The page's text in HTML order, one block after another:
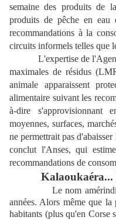
semaine des produits de
produits de pêche en eau
recommandations à la
circuits informels telles que
L'expertise de l'Agence
maximales de résidus
animale apparaissent
alimentaire suivant les
à-dire s'approvisionnant
moyennes, surfaces,
ne permettrait pas
conclut l'Anses, qui
recommandations de
Kalaoukaéra...
Le nom
années. Alors même que
habitants (plus qu'en Corse